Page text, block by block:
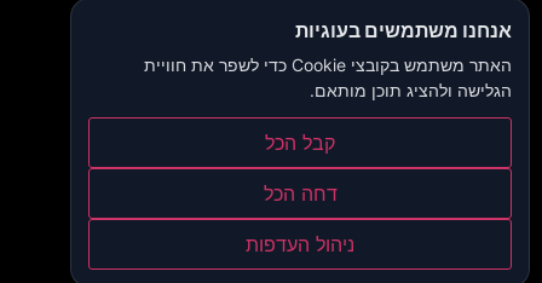
יצירת קשר
03-9335335
052-2653038
sbeiruty@gmail.com
אולם תצוגה:דרך האורנים 23, רינתיה
תקנון ותנאי שימוש
אנחנו משתמשים בעוגיות
האתר משתמש בקובצי Cookie כדי לשפר את חוויית
הגלישה ולהציג תוכן מותאם.
קבל הכל
דחה הכל
ניהול העדפות